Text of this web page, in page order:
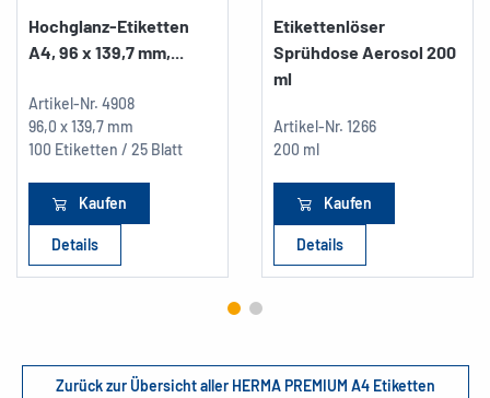
Hochglanz-Etiketten
A4, 96 x 139,7 mm,...
Artikel-Nr. 4908
96,0 x 139,7 mm
100 Etiketten / 25 Blatt
Kaufen
Details
Etikettenlöser
Sprühdose Aerosol 200
ml
Artikel-Nr. 1266
200 ml
Kaufen
Details
Zurück zur Übersicht aller HERMA PREMIUM A4 Etiketten